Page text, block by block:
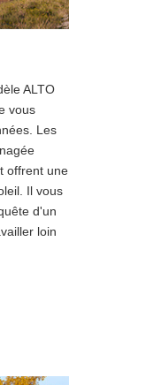
ALTO
vous
Les
offrent une
Il vous
d'un
loin